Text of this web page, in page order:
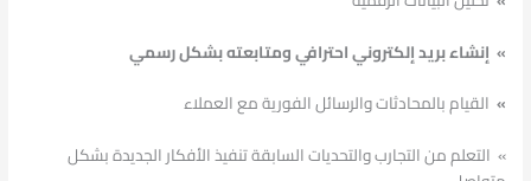
» إنشاء بريد إلكتروني احترافي ومتابعته بشكل رسمي
» القيام بالمحادثات والرسائل الفورية مع العملاء
» التعلم من التجارب والتحديات السابقة تنفيذ الأفكار الجديدة بشكل